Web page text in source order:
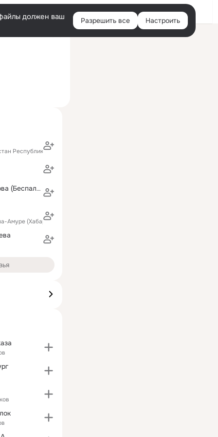
Войти
должен ваш Разрешить все Настроить
Республика)
Наталья Ушакова (Беспалова)
Амуре (Хабаровский край)